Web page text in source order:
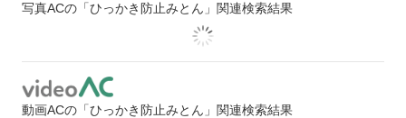
写真ACの「ひっかき防止みとん」関連検索結果
動画ACの「ひっかき防止みとん」関連検索結果